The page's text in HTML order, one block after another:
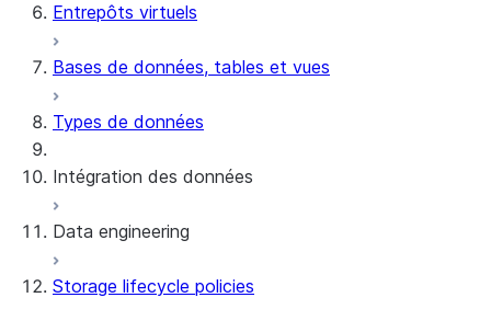
Entrepôts virtuels
Bases de données, tables et vues
Types de données
Intégration des données
Snowflake Openflow
Apache Iceberg™
Data engineering
Chargement des données
Storage lifecycle policies